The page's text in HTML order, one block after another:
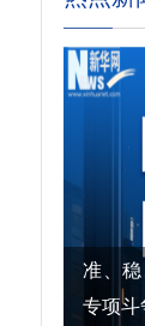
准、
专项斗